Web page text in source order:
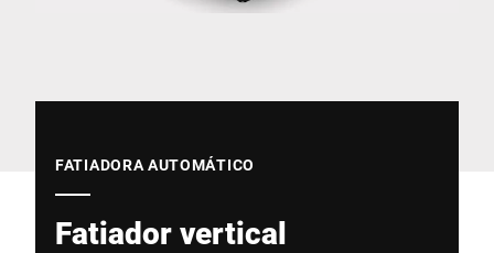
FATIADORA AUTOMÁTICO
Fatiador vertical